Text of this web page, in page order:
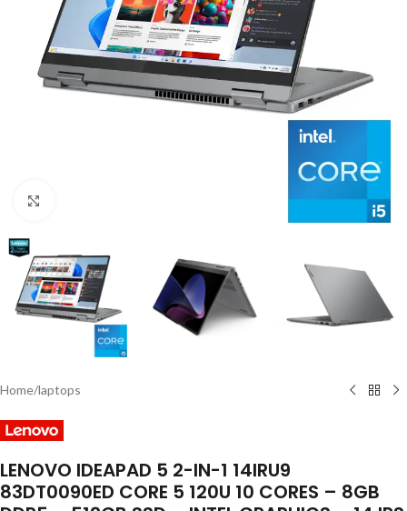
Home/laptops
LENOVO IDEAPAD 5 2-IN-1 14IRU9
83DT0090ED CORE 5 120U 10 CORES – 8GB